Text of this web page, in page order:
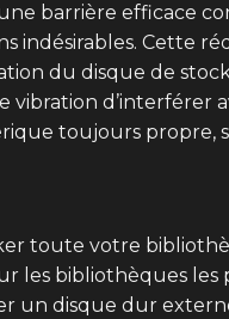
barrière efficace
indésirables. Cette
du disque de
d’interférer
toujours propre,
toute votre
les bibliothèques
un disque dur